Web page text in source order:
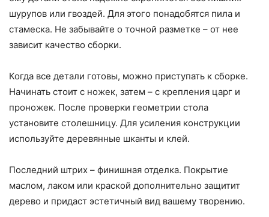
шурупов или гвоздей. Для этого понадобятся пила и
стамеска. Не забывайте о точной разметке – от нее
зависит качество сборки.
Когда все детали готовы, можно приступать к сборке.
Начинать стоит с ножек, затем – с крепления царг и
проножек. После проверки геометрии стола
установите столешницу. Для усиления конструкции
используйте деревянные шканты и клей.
Последний штрих – финишная отделка. Покрытие
маслом, лаком или краской дополнительно защитит
дерево и придаст эстетичный вид вашему творению.